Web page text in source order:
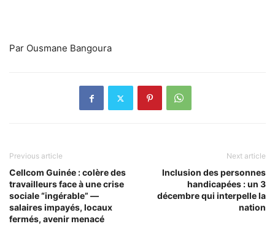
Par Ousmane Bangoura
Previous article
Cellcom Guinée : colère des
travailleurs face à une crise
sociale “ingérable” —
salaires impayés, locaux
fermés, avenir menacé
Next article
Inclusion des personnes
handicapées : un 3
décembre qui interpelle la
nation